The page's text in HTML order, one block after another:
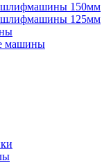
шлифмашины 150мм
шлифмашины 125мм
машины